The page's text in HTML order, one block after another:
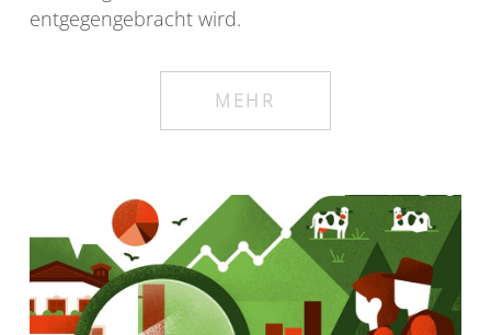
entgegengebracht wird.
MEHR